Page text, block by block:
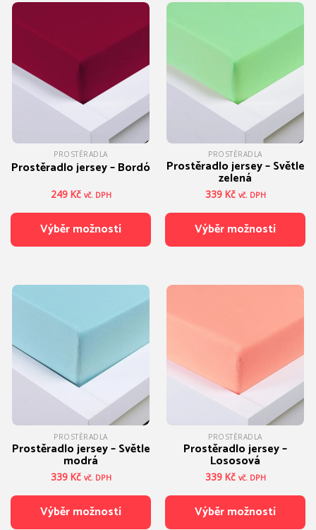
PROSTĚRADLA
Prostěradlo jersey – Bordó
249 Kč vč. DPH
Výběr možností
má
Možnosti
stránce
produktu
PROSTĚRADLA
Prostěradlo jersey – Světle
zelená
339 Kč vč. DPH
Výběr možností
má
vybrat
stránce
produktu
PROSTĚRADLA
Prostěradlo jersey – Světle
modrá
339 Kč vč. DPH
Výběr možností
PROSTĚRADLA
Prostěradlo jersey –
Lososová
339 Kč vč. DPH
Výběr možností